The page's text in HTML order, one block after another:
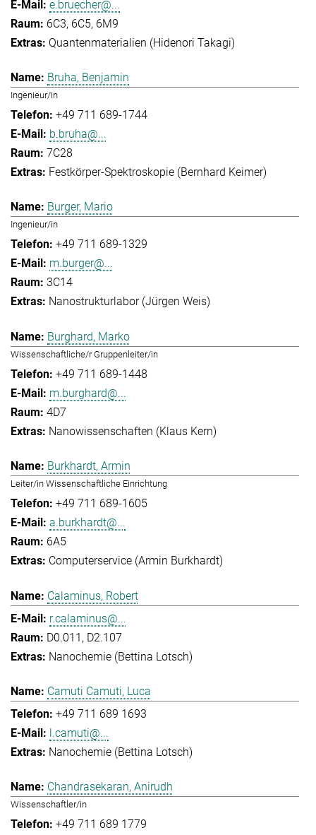
e.bruecher@...
6C3, 6C5, 6M9
Quantenmaterialien (Hidenori Takagi)
Bruha, Benjamin
Ingenieur/in
+49 711 689-1744
b.bruha@...
7C28
Festkörper-Spektroskopie (Bernhard Keimer)
Burger, Mario
Ingenieur/in
+49 711 689-1329
m.burger@...
3C14
Nanostrukturlabor (Jürgen Weis)
Burghard, Marko
Wissenschaftliche/r Gruppenleiter/in
+49 711 689-1448
m.burghard@...
4D7
Nanowissenschaften (Klaus Kern)
Burkhardt, Armin
Leiter/in Wissenschaftliche Einrichtung
+49 711 689-1605
a.burkhardt@...
6A5
Computerservice (Armin Burkhardt)
Calaminus, Robert
r.calaminus@...
D0.011, D2.107
Nanochemie (Bettina Lotsch)
Camuti Camuti, Luca
+49 711 689 1693
l.camuti@...
Nanochemie (Bettina Lotsch)
Chandrasekaran, Anirudh
Wissenschaftler/in
+49 711 689 1779